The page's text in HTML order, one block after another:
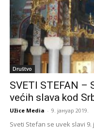
Društvo
SVETI STEFAN –
većih slava kod
Užice Media - 9. јануар 2019.
Sveti Stefan se uvek slavi